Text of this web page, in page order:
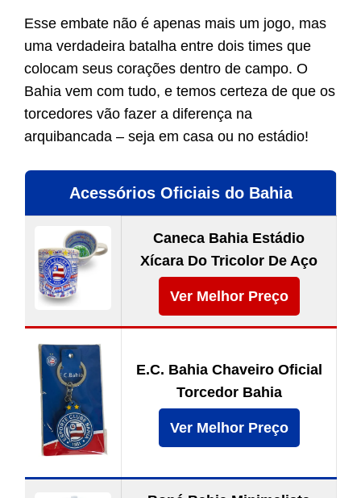
Esse embate não é apenas mais um jogo, mas
uma verdadeira batalha entre dois times que
colocam seus corações dentro de campo. O
Bahia vem com tudo, e temos certeza de que os
torcedores vão fazer a diferença na
arquibancada – seja em casa ou no estádio!
Acessórios Oficiais do Bahia
Caneca Bahia Estádio
Xícara Do Tricolor De Aço
Ver Melhor Preço
E.C. Bahia Chaveiro Oficial
Torcedor Bahia
Ver Melhor Preço